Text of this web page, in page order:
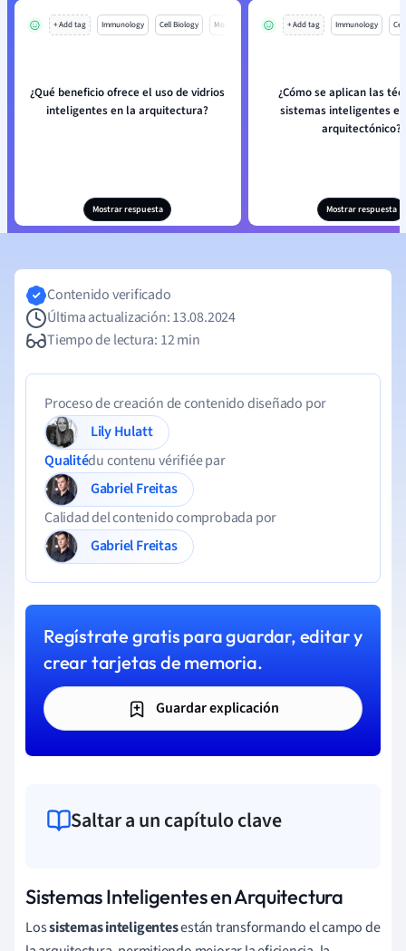
+ Add tag Immunology Cell Biology Mo
¿Qué beneficio ofrece el uso de vidrios
inteligentes en la arquitectura?
Mostrar respuesta
+ Add tag Immunology
¿Cómo se aplican las
sistemas inteligentes
arquitectónico?
Mostrar respuesta
Contenido verificado
Última actualización: 13.08.2024
Tiempo de lectura: 12 min
Proceso de creación de contenido diseñado por
Lily Hulatt
Qualitédu contenu vérifiée par
Gabriel Freitas
Calidad del contenido comprobada por
Gabriel Freitas
Regístrate gratis para guardar, editar y
crear tarjetas de memoria.
Guardar explicación
Saltar a un capítulo clave
Sistemas Inteligentes en Arquitectura
Lossistemas inteligentesestán transformando el campo de